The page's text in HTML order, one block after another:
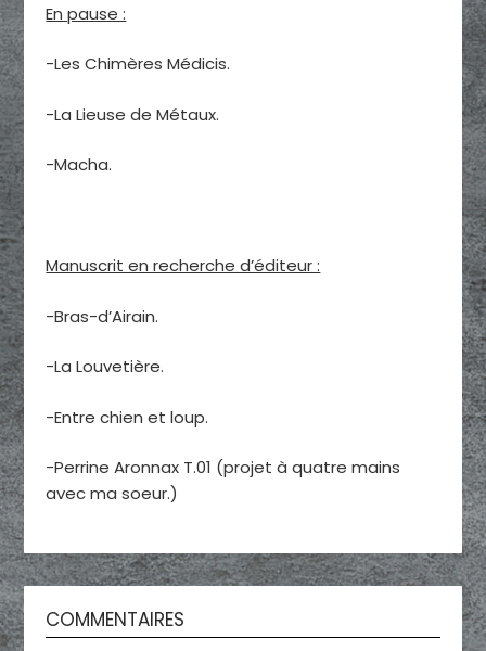
En pause :
-Les Chimères Médicis.
-La Lieuse de Métaux.
-Macha.
Manuscrit en recherche d’éditeur :
-Bras-d’Airain.
-La Louvetière.
-Entre chien et loup.
-Perrine Aronnax T.01 (projet à quatre mains
avec ma soeur.)
COMMENTAIRES